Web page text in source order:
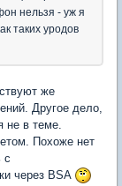
нельзя - уж я
таких уродов
же
Другое дело,
не в теме.
Похоже нет
с
через BSA